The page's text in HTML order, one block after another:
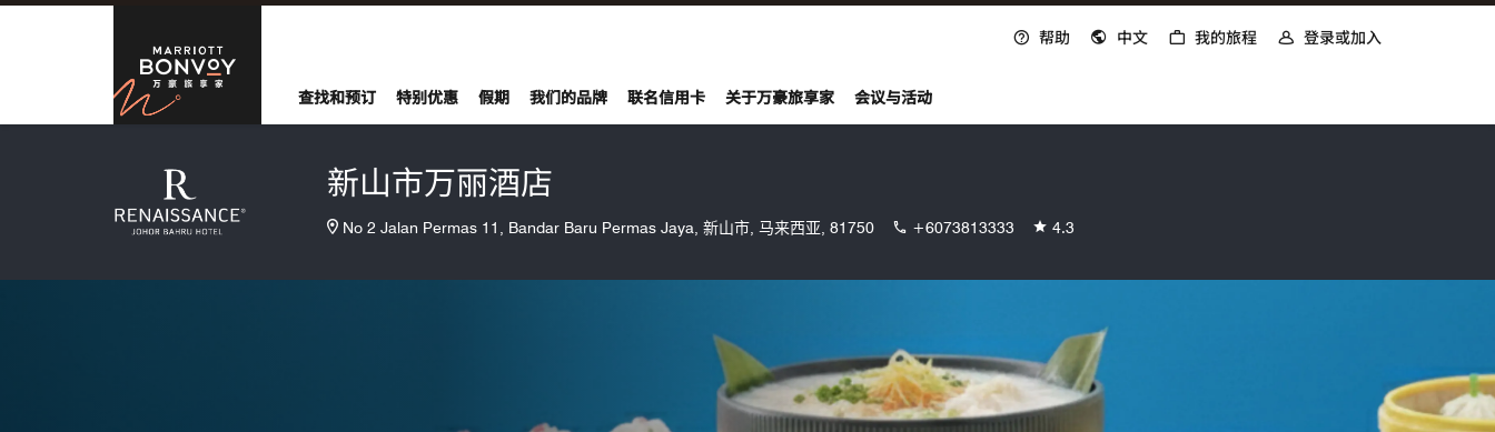
Skip to Content
万豪旅享家
帮助 中文 我的旅程 登录或加入
查找和预订 特别优惠 假期 我们的品牌 联名信用卡 关于万豪旅享家 会议与活动
新山市万丽酒店
No 2 Jalan Permas 11, Bandar Baru Permas Jaya, 新山市, 马来西亚, 81750 +6073813333 4.3